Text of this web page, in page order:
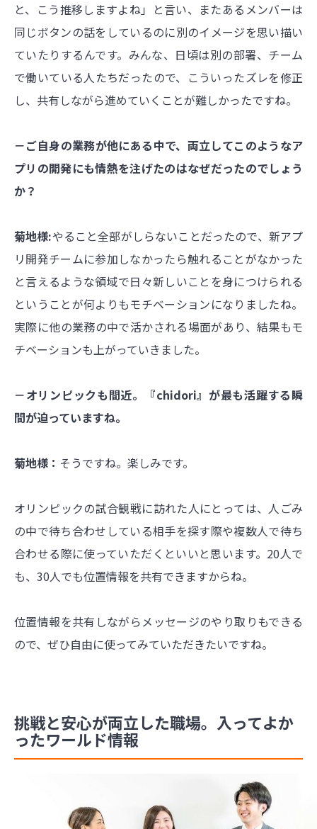
と、こう推移しますよね」と言い、またあるメンバーは
同じボタンの話をしているのに別のイメージを思い描い
ていたりするんです。みんな、日頃は別の部署、チーム
で働いている人たちだったので、こういったズレを修正
し、共有しながら進めていくことが難しかったですね。
－ご自身の業務が他にある中で、両立してこのようなア
プリの開発にも情熱を注げたのはなぜだったのでしょう
か？
菊地様:やること全部がしらないことだったので、新アプ
リ開発チームに参加しなかったら触れることがなかった
と言えるような領域で日々新しいことを身につけられる
ということが何よりもモチベーションになりましたね。
実際に他の業務の中で活かされる場面があり、結果もモ
チベーションも上がっていきました。
－オリンピックも間近。『chidori』が最も活躍する瞬
間が迫っていますね。
菊地様： そうですね。楽しみです。
オリンピックの試合観戦に訪れた人にとっては、人ごみ
の中で待ち合わせしている相手を探す際や複数人で待ち
合わせる際に使っていただくといいと思います。20人で
も、30人でも位置情報を共有できますからね。
位置情報を共有しながらメッセージのやり取りもできる
ので、ぜひ自由に使ってみていただきたいですね。
挑戦と安心が両立した職場。入ってよか
ったワールド情報